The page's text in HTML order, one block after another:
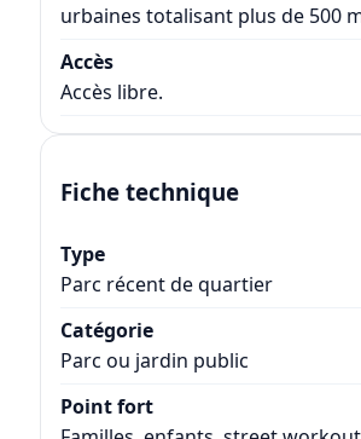
urbaines totalisant plus de 500
Accès
Accès libre.
Fiche technique
Type
Parc récent de quartier
Catégorie
Parc ou jardin public
Point fort